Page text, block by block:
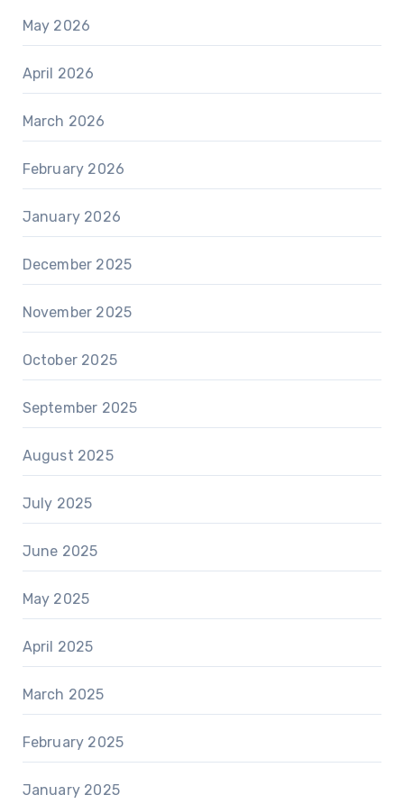
May 2026
April 2026
March 2026
February 2026
January 2026
December 2025
November 2025
October 2025
September 2025
August 2025
July 2025
June 2025
May 2025
April 2025
March 2025
February 2025
January 2025